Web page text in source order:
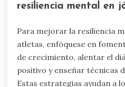
resiliencia mental en
Para mejorar la resiliencia
atletas, enfóquese en
de crecimiento, alentar el
positivo y enseñar técnicas
Estas estrategias ayudan a